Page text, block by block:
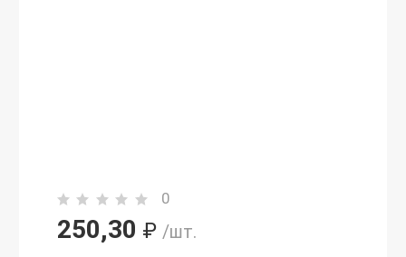
0
250,30 ₽ /шт.